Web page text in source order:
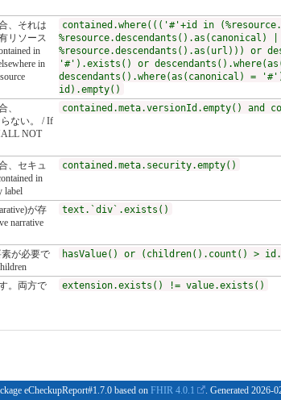
、それは
リソース
in
in
contained.where((('#'+id in
%resource.descendants().as(canonical)
%resource.descendants().as(url))) or
'#').exists() or
descendants().where(as(canonical) =
id).empty()
、
らない。 / If
NOT
contained.meta.versionId.empty() and
、セキュ
in
label
contained.meta.security.empty()
が存
narrative
text.`div`.exists()
が必要で
hasValue() or (children().count() >
。両方で
extension.exists() != value.exists()
eCheckupReport#1.7.0 based on FHIR 4.0.1 . Generated 2026-